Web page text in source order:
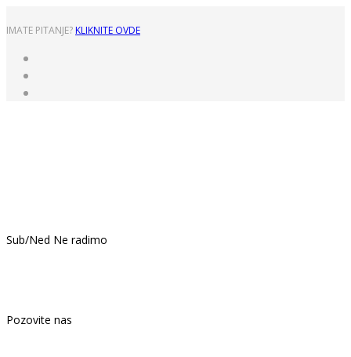
IMATE PITANJE? KLIKNITE OVDE
Sub/Ned Ne radimo
Pozovite nas